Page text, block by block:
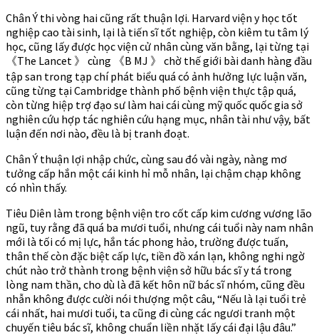
Chân Ý thi vòng hai cũng rất thuận lợi. Harvard viện y học tốt
nghiệp cao tài sinh, lại là tiến sĩ tốt nghiệp, còn kiêm tu tâm lý
học, cũng lấy được học viện cử nhân cùng văn bằng, lại từng tại
《The Lancet 》 cùng 《B MJ 》 chờ thế giới bài danh hàng đầu
tập san trong tạp chí phát biểu quá có ảnh hưởng lực luận văn,
cũng từng tại Cambridge thành phố bệnh viện thực tập quá,
còn từng hiệp trợ đạo sư làm hai cái cùng mỹ quốc quốc gia sở
nghiên cứu hợp tác nghiên cứu hạng mục, nhân tài như vậy, bất
luận đến nơi nào, đều là bị tranh đoạt.
Chân Ý thuận lợi nhập chức, cùng sau đó vài ngày, nàng mơ
tưởng cấp hắn một cái kinh hỉ mỗ nhân, lại chậm chạp không
có nhìn thấy.
Tiêu Diên làm trong bệnh viện tro cốt cấp kim cương vương lão
ngũ, tuy rằng đã quá ba mươi tuổi, nhưng cái tuổi này nam nhân
mới là tối có mị lực, hắn tác phong hảo, trường được tuấn,
thân thế còn đặc biệt cấp lực, tiền đồ xán lạn, không nghi ngờ
chút nào trở thành trong bệnh viện sở hữu bác sĩ y tá trong
lòng nam thần, cho dù là đã kết hôn nữ bác sĩ nhóm, cũng đều
nhẫn không được cười nói thượng một câu, “Nếu là lại tuổi trẻ
cái nhất, hai mươi tuổi, ta cũng đi cùng các ngươi tranh một
chuyến tiêu bác sĩ, không chuẩn liền nhặt lấy cái đại lậu đâu.”